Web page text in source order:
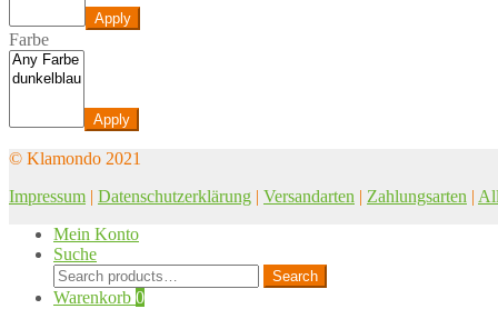
Apply
Farbe
Apply
© Klamondo 2021
Impressum | Datenschutzerklärung | Versandarten | Zahlungsarten |
Mein Konto
Suche
Search
for:
Search
Warenkorb 0